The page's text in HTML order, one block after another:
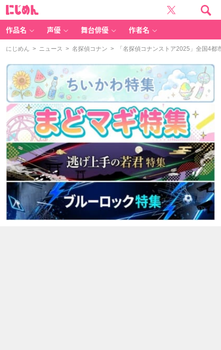
作品名 声優 舞台俳優 作者名
にじめん > ニュース > 名探偵コナン > 「名探偵コナンストア2025」全国4都